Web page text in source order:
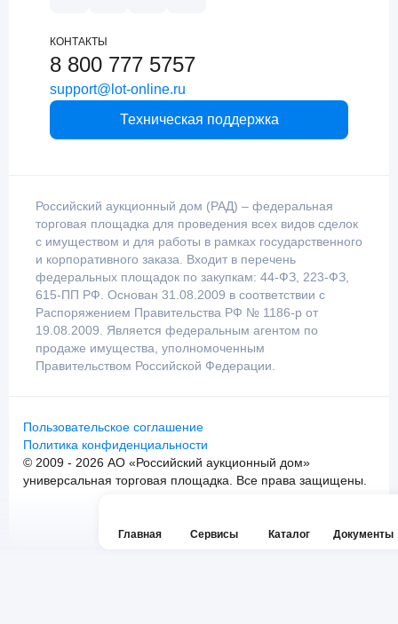
Главная Сервисы Каталог Документы
КОНТАКТЫ
8 800 777 5757
support@lot-online.ru
Техническая поддержка
Российский аукционный дом (РАД) – федеральная
торговая площадка для проведения всех видов сделок
с имуществом и для работы в рамках государственного
и корпоративного заказа. Входит в перечень
федеральных площадок по закупкам: 44-ФЗ, 223-ФЗ,
615-ПП РФ. Основан 31.08.2009 в соответствии с
Распоряжением Правительства РФ № 1186-р от
19.08.2009. Является федеральным агентом по
продаже имущества, уполномоченным
Правительством Российской Федерации.
Пользовательское соглашение
Политика конфиденциальности
© 2009 - 2026 АО «Российский аукционный дом»
универсальная торговая площадка. Все права защищены.